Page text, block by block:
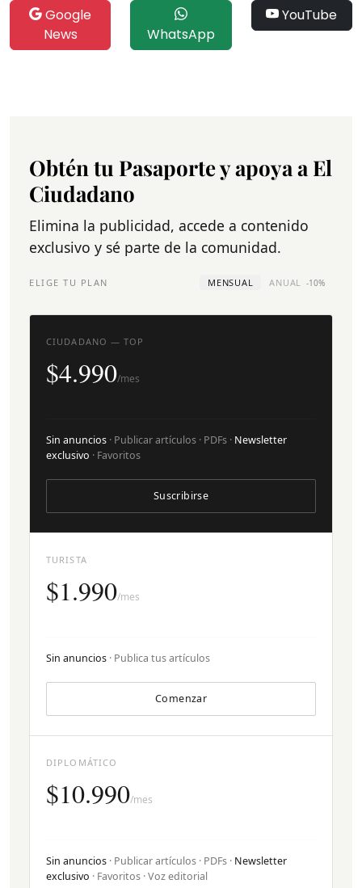
Google
News
WhatsApp
YouTube
Obtén tu Pasaporte y apoya a El
Ciudadano
Elimina la publicidad, accede a contenido
exclusivo y sé parte de la comunidad.
ELIGE TU PLAN MENSUAL ANUAL -10%
TURISTA
$1.990/mes
Sin anuncios · Publica tus artículos
Comenzar
CIUDADANO — TOP
$4.990/mes
Sin anuncios · Publicar artículos · PDFs · Newsletter
exclusivo · Favoritos
Suscribirse
DIPLOMÁTICO
$10.990/mes
Sin anuncios · Publicar artículos · PDFs · Newsletter
exclusivo · Favoritos · Voz editorial